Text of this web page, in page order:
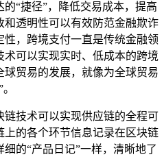
“捷径”，降低交易成本，提高
透明性可以有效防范金融欺诈
，跨境支付一直是传统金融领
可以实现实时、低成本的跨境
贸易的发展，就像为全球贸易
链技术可以实现供应链的全程可
的各个环节信息记录在区块链
的“产品日记”一样，清晰地了